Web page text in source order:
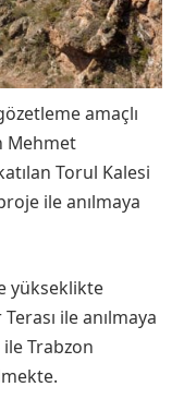
amaçlı
Mehmet
Torul Kalesi
ile anılmaya
yükseklikte
ile anılmaya
Trabzon